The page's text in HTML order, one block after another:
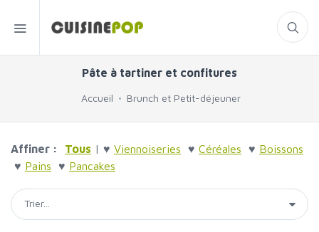
Pâte à tartiner et confitures
Accueil Brunch et Petit-déjeuner
Affiner : Tous | ♥ Viennoiseries ♥ Céréales ♥ Boissons
♥ Pains ♥ Pancakes